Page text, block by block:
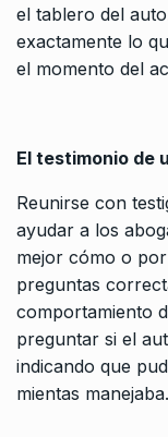
el tablero del
exactamente lo
el momento del
El testimonio de
Reunirse con
ayudar a los
mejor cómo o
preguntas
comportamiento
preguntar si el
indicando que
mientas manejaba.